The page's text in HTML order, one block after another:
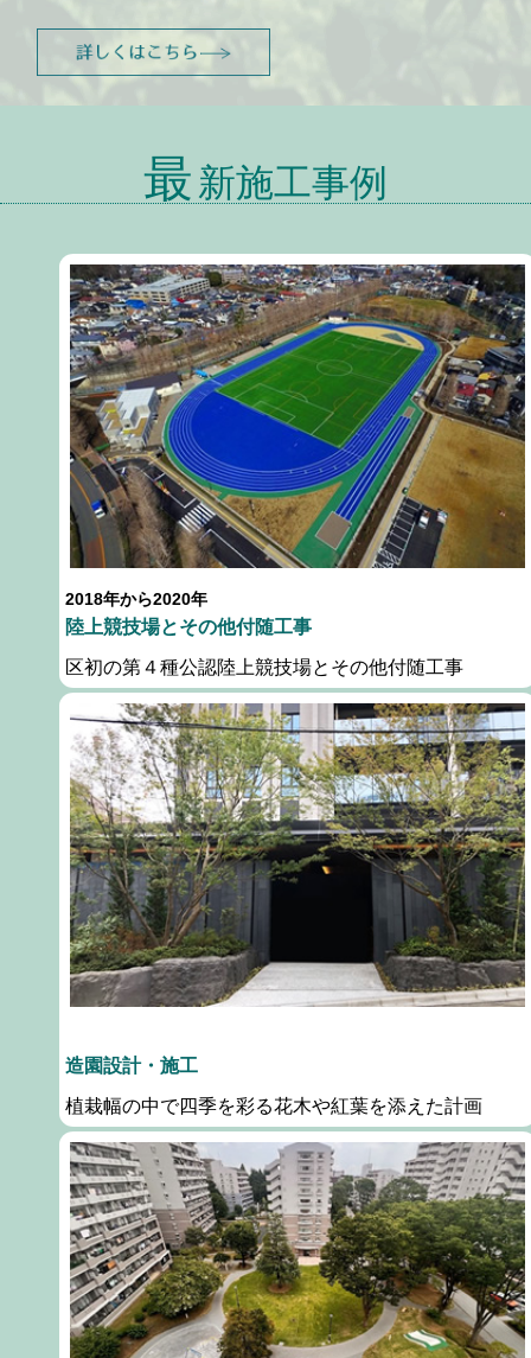
最新施工事例
2018年から2020年
陸上競技場とその他付随工事
区初の第４種公認陸上競技場とその他付随工事
造園設計・施工
植栽幅の中で四季を彩る花木や紅葉を添えた計画